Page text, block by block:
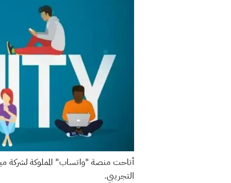
أتاحت منصة "واتساب" المملوكة لشركة
التجريبي.